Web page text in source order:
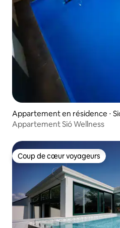
Appartement en résidence ⋅
Appartement Sió Wellness
Coup de cœur voyageurs
Coup de cœur voyageurs